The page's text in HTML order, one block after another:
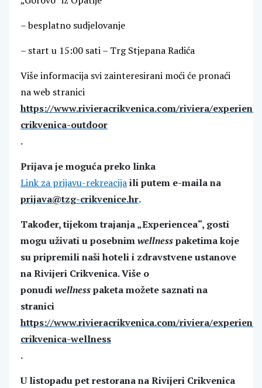
– besplatno sudjelovanje
– start u 15:00 sati – Trg Stjepana Radića
Više informacija svi zainteresirani moći će pronaći
na web stranici
https://www.rivieracrikvenica.com/riviera/
crikvenica-outdoor
.
Prijava je moguća preko linka
Link za prijavu-rekreacijaili putem e-maila na
prijava@tzg-crikvenice.hr.
Također, tijekom trajanja „Experiencea“, gosti
mogu uživati u posebnimwellnesspaketima koje
su pripremili naši hoteli i zdravstvene ustanove
na Rivijeri Crikvenica. Više o
ponudiwellnesspaketa možete saznati na
stranici
https://www.rivieracrikvenica.com/riviera/
crikvenica-wellness
.
U listopadu pet restorana na Rivijeri Crikvenica